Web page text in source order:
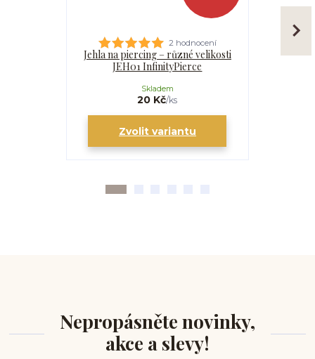
2 hodnocení
Jehla na piercing – různé velikosti
JEH01 InfinityPierce
20 Kč/ks
Skladem
Zvolit variantu
Nepropásněte novinky,
akce a slevy!